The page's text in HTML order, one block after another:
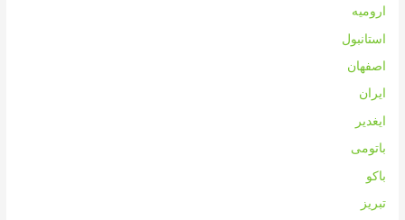
ارومیه
استانبول
اصفهان
ایران
ایغدیر
باتومی
باکو
تبریز